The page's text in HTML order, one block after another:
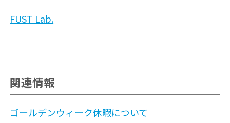
FUST Lab.
関連情報
ゴールデンウィーク休暇について